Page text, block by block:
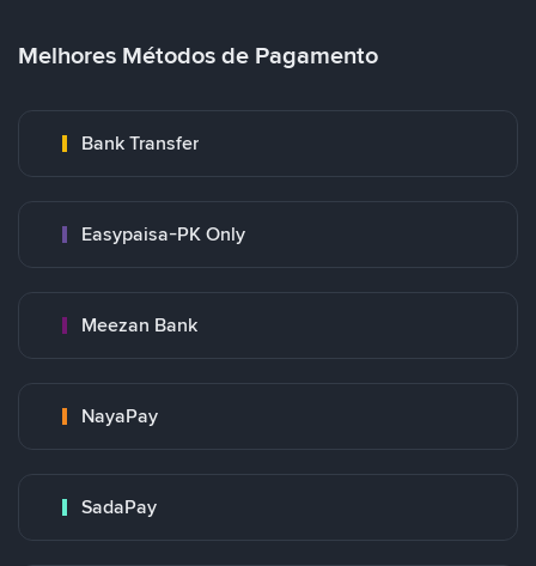
Melhores Métodos de Pagamento
Bank Transfer
Easypaisa-PK Only
Meezan Bank
NayaPay
SadaPay